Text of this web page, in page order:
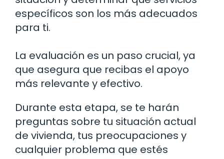
específicos son los más adecuados
para ti.
La evaluación es un paso crucial, ya
que asegura que recibas el apoyo
más relevante y efectivo.
Durante esta etapa, se te harán
preguntas sobre tu situación actual
de vivienda, tus preocupaciones y
cualquier problema que estés